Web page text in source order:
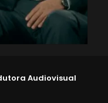
Audiovisual